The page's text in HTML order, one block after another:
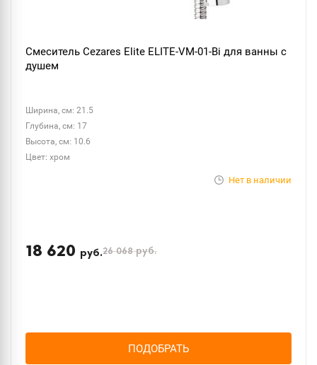
Смеситель Cezares Elite ELITE-VM-01-Bi для ванны с
душем
Ширина, см: 21.5
Глубина, см: 17
Высота, см: 10.6
Цвет: хром
Нет в наличии
18 620 руб.26 068руб.
ПОДОБРАТЬ